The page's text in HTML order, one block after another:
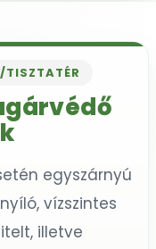
TISZTATÉR
egyszárnyú
vízszintes
illetve